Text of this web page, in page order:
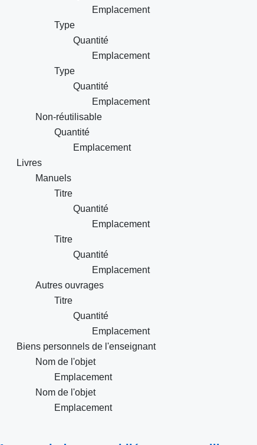
Emplacement
Type
Quantité
Emplacement
Type
Quantité
Emplacement
Non-réutilisable
Quantité
Emplacement
Livres
Manuels
Titre
Quantité
Emplacement
Titre
Quantité
Emplacement
Autres ouvrages
Titre
Quantité
Emplacement
Biens personnels de l'enseignant
Nom de l'objet
Emplacement
Nom de l'objet
Emplacement